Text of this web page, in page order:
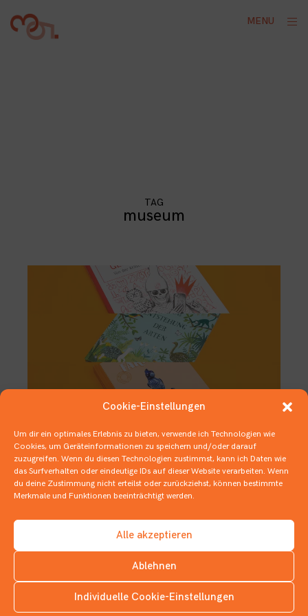
Cookie-Einstellungen
Um dir ein optimales Erlebnis zu bieten, verwende ich Technologien wie
Cookies, um Geräteinformationen zu speichern und/oder darauf
zuzugreifen. Wenn du diesen Technologien zustimmst, kann ich Daten wie
das Surfverhalten oder eindeutige IDs auf dieser Website verarbeiten. Wenn
du deine Zustimmung nicht erteilst oder zurückziehst, können bestimmte
Merkmale und Funktionen beeinträchtigt werden.
Alle akzeptieren
Ablehnen
Individuelle Cookie-Einstellungen
content
MENU
TAG
museum
Deutscher Jugendliteraturpreis –
Nominierungen Kategorie
Sachbuch
14. OKTOBER 2020